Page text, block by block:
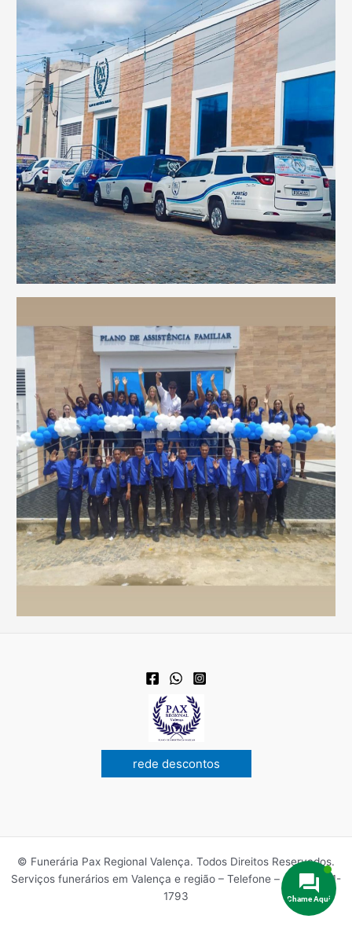
rede descontos
© Funerária Pax Regional Valença. Todos Direitos Reservados.
Serviços funerários em Valença e região – Telefone – (75)99811-
1793
Chame Aqui